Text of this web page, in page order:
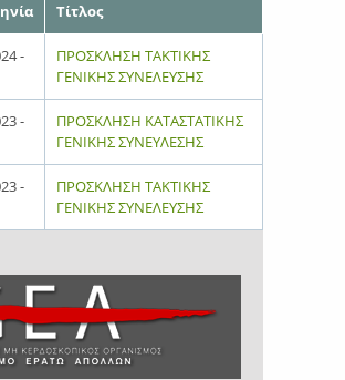
Τίτλος
-
ΠΡΟΣΚΛΗΣΗ ΤΑΚΤΙΚΗΣ
ΓΕΝΙΚΗΣ ΣΥΝΕΛΕΥΣΗΣ
-
ΠΡΟΣΚΛΗΣΗ ΚΑΤΑΣΤΑΤΙΚΗΣ
ΓΕΝΙΚΗΣ ΣΥΝΕΥΛΕΣΗΣ
-
ΠΡΟΣΚΛΗΣΗ ΤΑΚΤΙΚΗΣ
ΓΕΝΙΚΗΣ ΣΥΝΕΛΕΥΣΗΣ